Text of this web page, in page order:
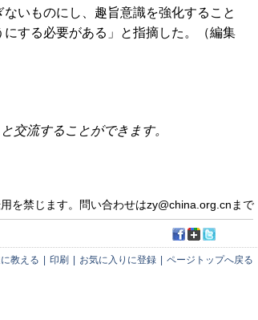
いものにし、趣旨意識を強化すること
する必要がある」と指摘した。（編集
交流することができます。
を禁じます。問い合わせはzy@china.org.cnまで
教える 印刷 お気に入りに登録 ページトップへ戻る